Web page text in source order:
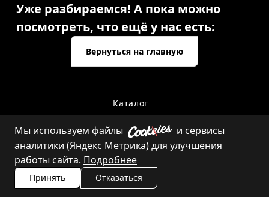
Уже разбираемся! А пока можно
посмотреть, что ещё у нас есть:
Вернуться на главную
Каталог
Контакты
Мы используем файлы
и сервисы
аналитики (Яндекс Метрика) для улучшения
работы сайта. Подробнее
Принять Отказаться